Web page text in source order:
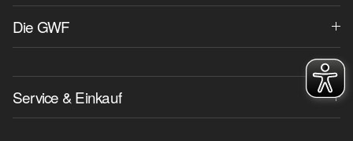
Die GWF
Service & Einkauf